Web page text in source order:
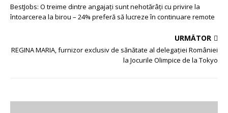
BestJobs: O treime dintre angajați sunt nehotărâți cu privire la
întoarcerea la birou – 24% preferă să lucreze în continuare remote
URMĂTOR
REGINA MARIA, furnizor exclusiv de sănătate al delegației României
la Jocurile Olimpice de la Tokyo